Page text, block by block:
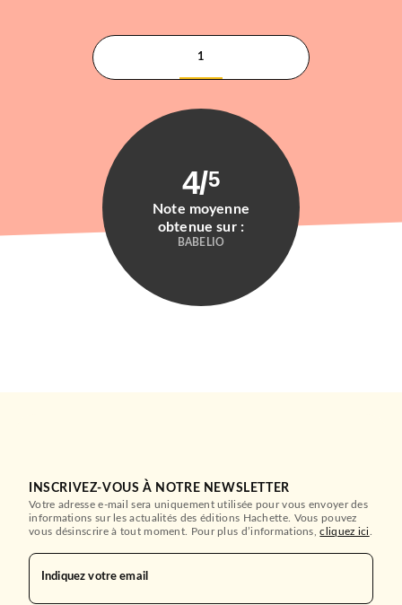
Blandine Rinkel
1
4/5
Note moyenne
obtenue sur :
BABELIO
INSCRIVEZ-VOUS À NOTRE NEWSLETTER
Votre adresse e-mail sera uniquement utilisée pour vous envoyer des
informations sur les actualités des éditions Hachette. Vous pouvez
vous désinscrire à tout moment. Pour plus d’informations,cliquez ici
Indiquez votre email